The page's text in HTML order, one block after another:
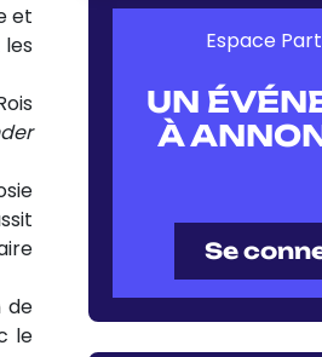
et
de
le
Espace
UN
À
Se